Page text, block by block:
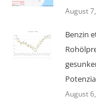
August
Benzin
August